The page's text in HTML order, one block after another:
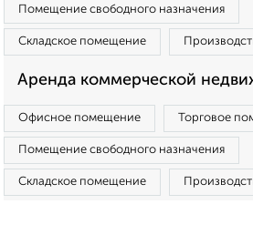
Помещение свободного назначения
Складское помещение
Аренда коммерческой
Офисное помещение Торговое
Помещение свободного назначения
Складское помещение